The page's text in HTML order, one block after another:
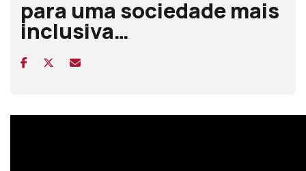
para uma sociedade mais
inclusiva…